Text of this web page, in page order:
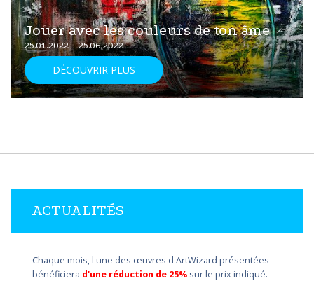
Jouer avec les couleurs de ton âme
25.01.2022 - 25.06.2022
DÉCOUVRIR PLUS
ACTUALITÉS
Chaque mois, l'une des œuvres d'ArtWizard présentées
bénéficiera d'une réduction de 25% sur le prix indiqué.